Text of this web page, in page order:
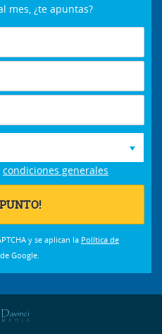
mes, ¿te apuntas?
condiciones generales
y se aplican la Política de
Google.